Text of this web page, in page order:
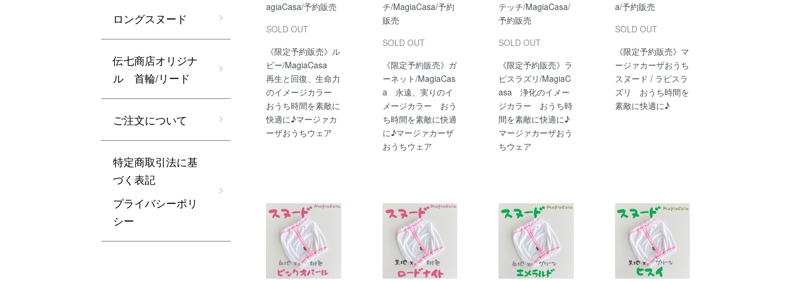
agiaCasa/予約販売
SOLD OUT
《限定予約販売》ル
ビー/MagiaCasa
再生と回復、生命力
のイメージカラー
おうち時間を素敵に
快適に♪マージァカ
ーザおうちウェア
チ/MagiaCasa/予約
販売
SOLD OUT
《限定予約販売》ガ
ーネット/MagiaCas
a 永遠、実りのイ
メージカラー おう
ち時間を素敵に快適
に♪マージァカーザ
おうちウェア
テッチ/MagiaCasa/
予約販売
SOLD OUT
《限定予約販売》ラ
ピスラズリ/MagiaC
asa 浄化のイメー
ジカラー おうち時
間を素敵に快適に♪
マージァカーザおう
ちウェア
a/予約販売
SOLD OUT
《限定予約販売》マ
ージァカーザおうち
スヌード / ラピスラ
ズリ おうち時間を
素敵に快適に♪
ロングスヌード
伝七商店オリジナ
ル 首輪/リード
ご注文について
特定商取引法に基
づく表記
プライバシーポリ
シー